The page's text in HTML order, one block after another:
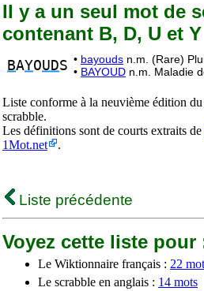
Il y a un seul mot de
contenant B, D, U et Y
BAYOUDS • bayouds n.m. (Rare)
• BAYOUD n.m. Maladie
Liste conforme à la neuvième édition
scrabble.
Les définitions sont de courts extraits de
1Mot.net
.
Liste précédente
Voyez cette liste pour
Le Wiktionnaire français : 22
Le scrabble en anglais : 14 mots